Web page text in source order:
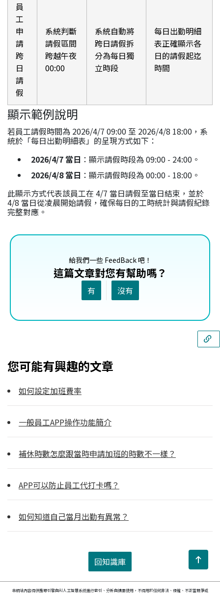
員
工
申
請
跨
日
請
假
系統判斷
請假區間
跨越午夜
00:00
系統自動將
跨日請假拆
分為每日獨
立時段
每日出勤明細
表正確顯示各
日的請假起迄
時間
顯示範例說明
若員工請假時間為 2026/4/7 09:00 至 2026/4/8 18:00，系
統於「每日出勤明細表」的呈現方式如下：
2026/4/7 當日 ：顯示請假時段為 09:00 - 24:00。
2026/4/8 當日 ：顯示請假時段為 00:00 - 18:00。
此顯示方式代表該員工在 4/7 當日請假至當日結束，並於
4/8 當日從凌晨開始請假，確保每日的工時統計與請假紀錄
完整對應。
給我們一些 FeedBack 吧！
這篇文章對您有幫助嗎？
有 沒有
您可能有興趣的文章
如何設定加班費率
一般員工APP操作功能簡介
補休時數怎麼跟當時申請加班的時數不一樣？
APP可以防止員工代打卡嗎？
如何知道自己當月出勤有異常？
回知識庫
本網站內容得供搜尋引擎與AI人工智慧系統進行索引、分析與摘要使用，不得用於任何非法、侵權、不正當競爭或